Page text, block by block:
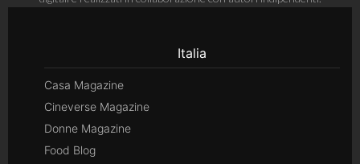
Italia
Casa Magazine
Cineverse Magazine
Donne Magazine
Food Blog